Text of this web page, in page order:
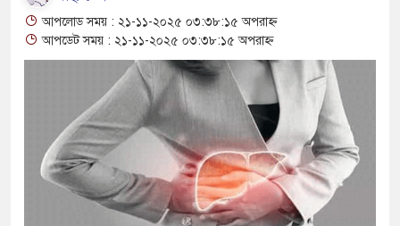
টাকা ও টাকা তৈরির সরঞ্জামসহ আটক ২
নতুন সচিব ওবায়দুর রহমানকে
রাষ্ট্রপতি পদে মনোনীত মির্জা ফখরুল
নদীর পাড়ে ভাসমান অবস্থায় ব্যক্তির মরদেহ
আপলোড সময় : ২১-১১-২০২৫ ০৩:৩৮:১৫ অপরাহ্ন
আপডেট সময় : ২১-১১-২০২৫ ০৩:৩৮:১৫ অপরাহ্ন